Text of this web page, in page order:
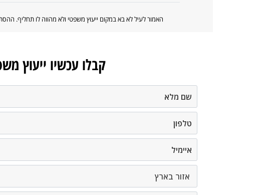
האמור לעיל לא בא במקום ייעוץ משפטי ולא מהווה לו תחליף.
קבלו עכשיו ייעוץ